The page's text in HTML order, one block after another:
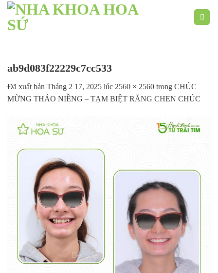
Chuyển
nội
ab9d083f22229c7cc533
Đã xuất bản Tháng 2 17, 2025 lúc 2560 × 2560 trong CHÚC
MỪNG THÁO NIỀNG – TẠM BIỆT RĂNG CHEN CHÚC